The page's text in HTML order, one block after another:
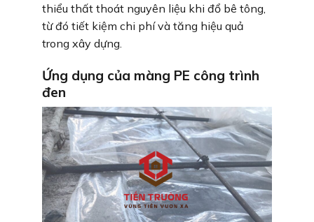
thiểu thất thoát nguyên liệu khi đổ bê tông,
từ đó tiết kiệm chi phí và tăng hiệu quả
trong xây dựng.
Ứng dụng của màng PE công trình
đen